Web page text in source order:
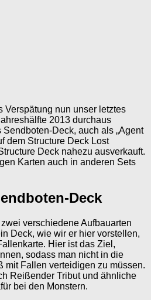
Verspätung nun unser letztes
2013 durchaus
Deck, auch als „Agent
dem Structure Deck Lost
Deck nahezu ausverkauft.
Karten auch in anderen Sets
Deck
verschiedene Aufbauarten
Deck, wie wir er hier vorstellen,
Hier ist das Ziel,
sodass man nicht in die
mit Fallen verteidigen zu müssen.
Reißender Tribut und ähnliche
bei den Monstern.